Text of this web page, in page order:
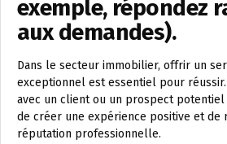
exemple, répondez
aux demandes).
Dans le secteur immobilier, offrir un
exceptionnel est essentiel pour réussir.
avec un client ou un prospect
de créer une expérience positive et de
réputation professionnelle.